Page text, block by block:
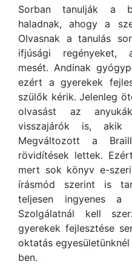
Sorban tanulják a
haladnak, ahogy a
Olvasnak a tanulás
ifjúsági regényeket,
mesét. Andinak
ezért a gyerekek
szülők kérik. Jelenleg
olvasást az
visszajárók is, akik
Megváltozott a
rövidítések lettek.
mert sok könyv e-
írásmód szerint is
teljesen ingyenes a
Szolgálatnál kell
gyerekek fejlesztése
oktatás
ben.